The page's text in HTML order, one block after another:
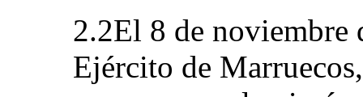
2.2El 8 de noviembre
Ejército de